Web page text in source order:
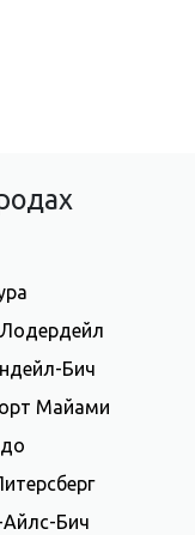
Бич
Майами
Бич